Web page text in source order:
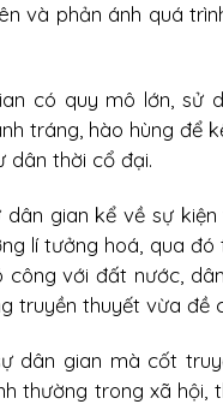
và phản ánh quá
có quy mô lớn, sử
tráng, hào hùng để
dân thời cổ đại.
gian kể về sự
lí tưởng hoá, qua
công với đất nước,
truyền thuyết vừa đề
dân gian mà cốt
thường trong xã hội,